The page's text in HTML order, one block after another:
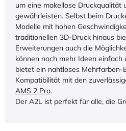
um eine makellose Druckqualität
gewährleisten. Selbst beim
Modelle mit hohen
traditionellen 3D-Druck hinaus
Erweiterungen auch die
können noch mehr Ideen
bietet ein nahtloses Mehrfarben-
Kompatibilität mit den
AMS 2 Pro.
Der A2L ist perfekt für alle, die